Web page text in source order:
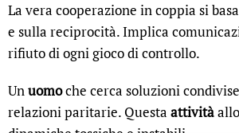
La vera cooperazione in coppia si
e sulla reciprocità. Implica
rifiuto di ogni gioco di controllo.
Unuomoche cerca soluzioni
relazioni paritarie. Questa attività